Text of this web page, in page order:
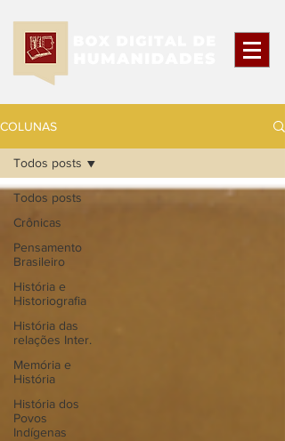
COLUNAS
Todos posts
Crônicas
Pensamento
Brasileiro
História e
Historiografia
História das
relações Inter.
Memória e
História
História dos
Povos
Indígenas
Todos posts